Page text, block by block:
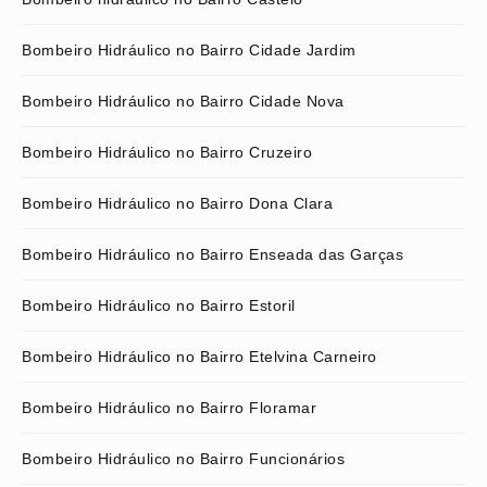
Bombeiro Hidráulico no Bairro Cidade Jardim
Bombeiro Hidráulico no Bairro Cidade Nova
Bombeiro Hidráulico no Bairro Cruzeiro
Bombeiro Hidráulico no Bairro Dona Clara
Bombeiro Hidráulico no Bairro Enseada das Garças
Bombeiro Hidráulico no Bairro Estoril
Bombeiro Hidráulico no Bairro Etelvina Carneiro
Bombeiro Hidráulico no Bairro Floramar
Bombeiro Hidráulico no Bairro Funcionários